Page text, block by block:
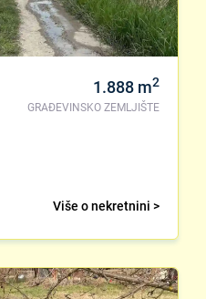
1.888 m2
GRAĐEVINSKO ZEMLJIŠTE
Više o nekretnini >